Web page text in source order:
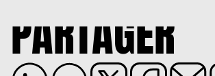
PARTAGER